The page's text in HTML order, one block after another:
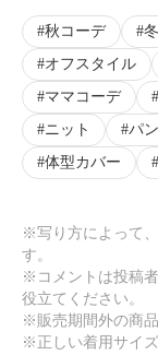
秋コーデ
オフスタイル
ママコーデ
ニット
パ
体型カバー
※写り方によって
す。
※コメントは投稿
役立てください。
※販売期間外の商
※正しい着用サイ